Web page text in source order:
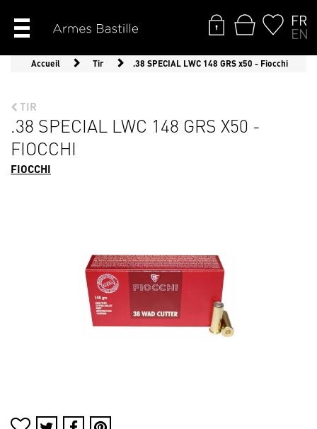
FR
EN
Accueil Tir .38 SPECIAL LWC 148 GRS x50 - Fiocchi
TIR
.38 SPECIAL LWC 148 GRS X50 -
FIOCCHI
FIOCCHI